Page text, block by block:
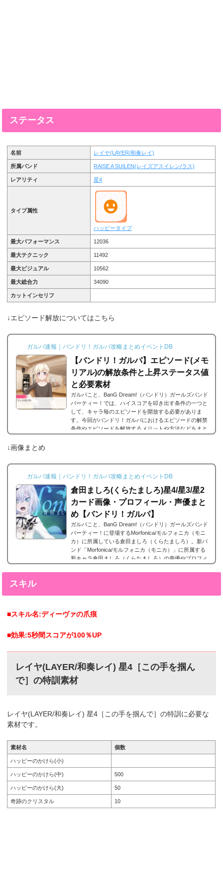
ステータス
名前 レイヤ(LAYER/和奏レイ)
所属バンド RAISE A SUILEN(レイズアスイレン/ラス)
レアリティ 星4
タイプ属性
ハッピータイプ
最大パフォーマンス 12036
最大テクニック 11492
最大ビジュアル 10562
最大総合力 34090
カットインセリフ
↓エピソード解放についてはこちら
ガルパ速報｜バンドリ！ガルパ攻略まとめイベントDB
【バンドリ！ガルパ】エピソード(メモ
リアル)の解放条件と上昇ステータス値
と必要素材
ガルパこと、BanG Dream!（バンドリ）ガールズバンド
パーティー！では、ハイスコアを叩き出す条件の一つと
して、キャラ毎のエピソードを開放する必要がありま
す。今回がバンドリ！ガルパにおけるエピソードの解禁
条件やエピソードを解放するメリットや方法などをまと
す。エピソードは各キャラクターの詳細にあり、解放す
よ...
↓画像まとめ
ガルパ速報｜バンドリ！ガルパ攻略まとめイベントDB
倉田ましろ(くらたましろ)星4/星3/星2
カード画像・プロフィール・声優まと
め【バンドリ！ガルパ】
ガルパこと、BanG Dream!（バンドリ）ガールズバンド
パーティー！に登場するMorfonica/モルフォニカ（モニ
カ）に所属している倉田ましろ（くらたましろ）。新バ
ンド「Morfonica/モルフォニカ（モニカ）」に所属する
新キャラ倉田ましろ（くらたましろ）の声優やプロフィ
スキル
■スキル名:ディーヴァの爪痕
■効果:5秒間スコアが100％UP
レイヤ(LAYER/和奏レイ) 星4［この手を掴ん
で］の特訓素材
レイヤ(LAYER/和奏レイ) 星4［この手を掴んで］の特訓に必要な
素材です。
素材名 個数
ハッピーのかけら(小)
ハッピーのかけら(中) 500
ハッピーのかけら(大) 50
奇跡のクリスタル 10